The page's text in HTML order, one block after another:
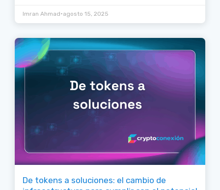
Imran Ahmad•agosto 15, 2025
De tokens a soluciones: el cambio de